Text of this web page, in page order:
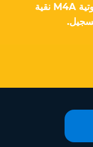
حمّل ملفات AIFC واحصل على ملفات صوتية M4A نقية